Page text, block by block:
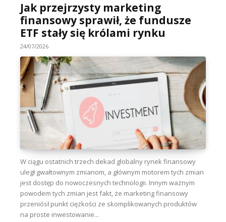
Jak przejrzysty marketing
finansowy sprawił, że fundusze
ETF stały się królami rynku
24/07/2026
W ciągu ostatnich trzech dekad globalny rynek finansowy
uległ gwałtownym zmianom, a głównym motorem tych zmian
jest dostęp do nowoczesnych technologii. Innym ważnym
powodem tych zmian jest fakt, że marketing finansowy
przeniósł punkt ciężkości ze skomplikowanych produktów
na proste inwestowanie...